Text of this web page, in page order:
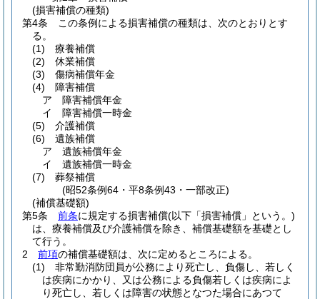
(損害補償の種類)
第4条
この条例による損害補償の種類は、次のとおりとす
る。
(1)
療養補償
(2)
休業補償
(3)
傷病補償年金
(4)
障害補償
ア
障害補償年金
イ
障害補償一時金
(5)
介護補償
(6)
遺族補償
ア
遺族補償年金
イ
遺族補償一時金
(7)
葬祭補償
(昭52条例64・平8条例43・一部改正)
(補償基礎額)
第5条
前条に規定する損害補償(以下「損害補償」という。)
は、療養補償及び介護補償を除き、補償基礎額を基礎とし
て行う。
2
前項の補償基礎額は、次に定めるところによる。
(1)
非常勤消防団員が公務により死亡し、負傷し、若しく
は疾病にかかり、又は公務による負傷若しくは疾病によ
り死亡し、若しくは障害の状態となつた場合にあつて